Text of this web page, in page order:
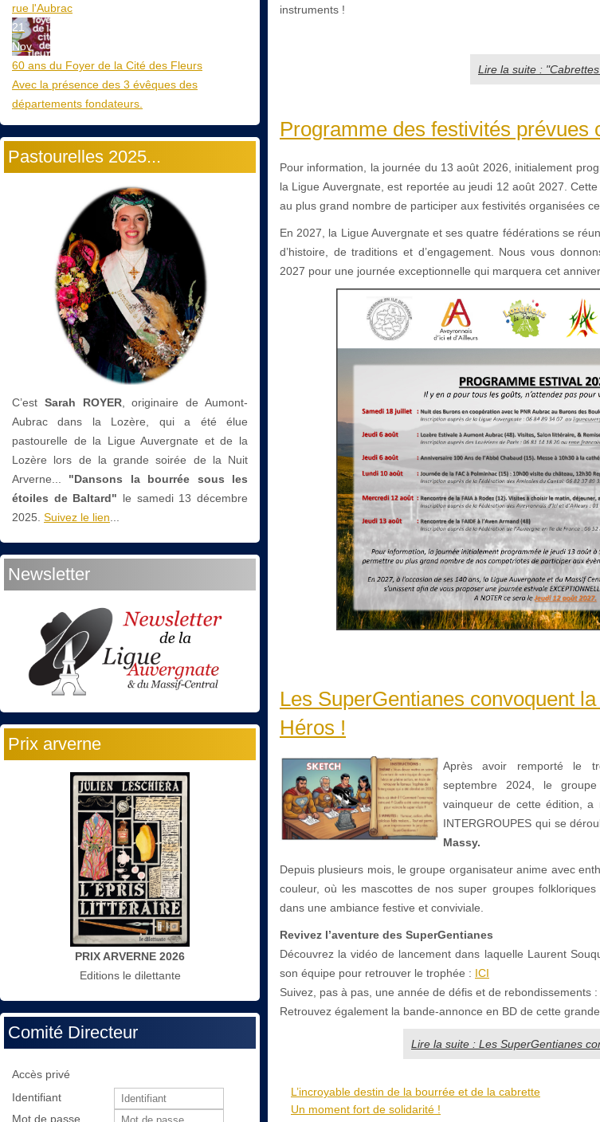
rue l'Aubrac
21
Nov
60 ans du Foyer de la Cité des Fleurs
Avec la présence des 3 évêques des
départements fondateurs.
Pastourelles 2025...
C’est Sarah ROYER, originaire de Aumont-
Aubrac dans la Lozère, qui a été élue
pastourelle de la Ligue Auvergnate et de la
Lozère lors de la grande soirée de la Nuit
Arverne...
"Dansons la bourrée sous les
étoiles de Baltard" le samedi 13 décembre
2025. Suivez le lien
Newsletter
Prix arverne
PRIX ARVERNE 2026
Editions le dilettante
Comité Directeur
Accès privé
Identifiant
Mot de passe
instruments !
Lire la suite :
Programme des festivités prévues
Pour information, la journée du 13 août 2026, initialement
la Ligue Auvergnate, est reportée au jeudi 12 août 2027.
au plus grand nombre de participer aux festivités organisées
En 2027, la Ligue Auvergnate et ses quatre fédérations se
d’histoire, de traditions et d’engagement. Nous vous
2027 pour une journée exceptionnelle qui marquera cet
Les SuperGentianes convoquent
Héros !
Après avoir remporté le
septembre 2024, le groupe
vainqueur de cette édition, a
INTERGROUPES qui se
Massy.
Depuis plusieurs mois, le groupe organisateur anime avec
couleur, où les mascottes de nos super groupes folkloriques
dans une ambiance festive et conviviale.
Revivez l’aventure des SuperGentianes
Découvrez la vidéo de lancement dans laquelle Laurent
son équipe pour retrouver le trophée : ICI
Suivez, pas à pas, une année de défis et de rebondissements :
Retrouvez également la bande-annonce en BD de cette
Lire la suite : Les SuperGentianes
L’incroyable destin de la bourrée et de la cabrette
Un moment fort de solidarité !